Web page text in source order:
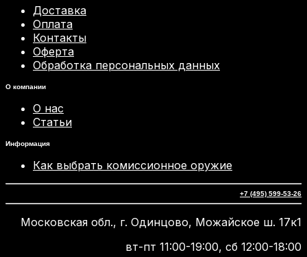
Доставка
Оплата
Контакты
Оферта
Обработка персональных данных
О компании
О нас
Статьи
Информация
Как выбрать комиссионное оружие
+7 (495) 599-53-26
Московская обл., г. Одинцово, Можайское ш. 17к1
вт-пт 11:00-19:00, сб 12:00-18:00